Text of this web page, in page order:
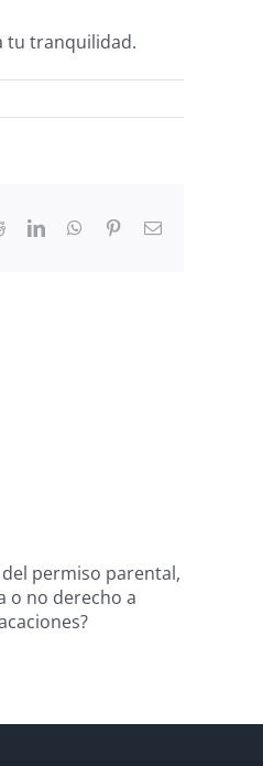
tu tranquilidad.
RedditLinkedInWhatsApp
PinterestEmail
Internacional
la Mujer y la
CLM-2026.